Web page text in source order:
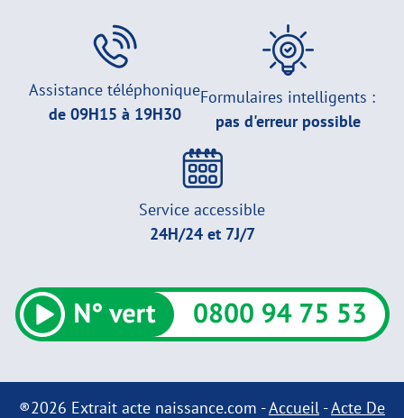
Assistance téléphonique
de 09H15 à 19H30
Formulaires intelligents :
pas d'erreur possible
Service accessible
24H/24 et 7J/7
®2026 Extrait acte naissance.com -Accueil -Acte De